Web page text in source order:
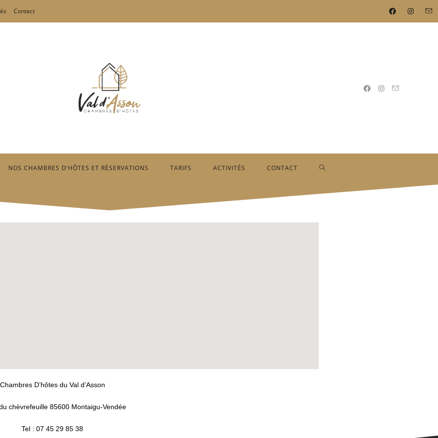
Contact
NOS CHAMBRES D’HÔTES ET RÉSERVATIONS TARIFS ACTIVITÉS CONTACT
Chambres D’hôtes du Val d’Asson
chèvrefeuille 85600 Montaigu-Vendée
Tel : 07 45 29 85 38